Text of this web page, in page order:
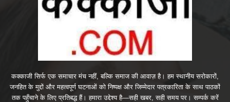
कक्काजी सिर्फ एक समाचार मंच नहीं, बल्कि समाज की आवाज़ है। हम स्थानीय सरोकारों,
जनहित के मुद्दों और महत्वपूर्ण घटनाओं को निष्पक्ष और जिम्मेदार पत्रकारिता के साथ पाठकों
तक पहुँचाने के लिए प्रतिबद्ध हैं। हमारा उद्देश्य है—सही खबर, सही समय पर। सम्पर्क करें